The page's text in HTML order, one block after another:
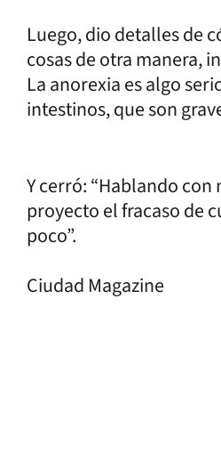
Luego, dio detalles de
cosas de otra manera,
La anorexia es algo
intestinos, que son
Y cerró: “Hablando
proyecto el fracaso de
poco”.
Ciudad Magazine